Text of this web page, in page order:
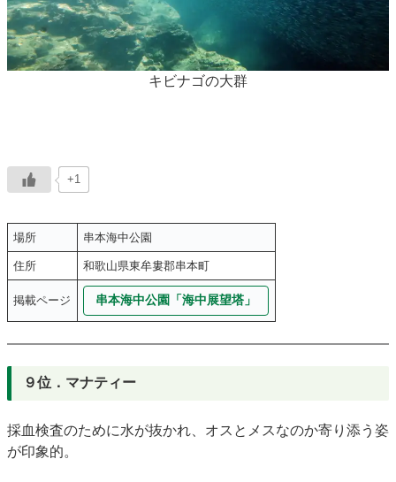
キビナゴの大群
+1
場所 串本海中公園
住所 和歌山県東牟婁郡串本町
掲載ページ 串本海中公園「海中展望塔」
９位．マナティー
採血検査のために水が抜かれ、オスとメスなのか寄り添う姿
が印象的。